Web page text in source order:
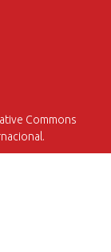
Commons
.